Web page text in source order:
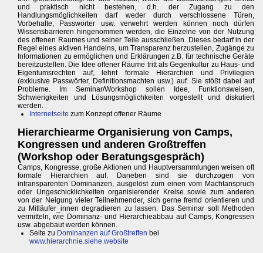
und praktisch nicht bestehen, d.h. der Zugang zu den
Handlungsmöglichkeiten darf weder durch verschlossene Türen,
Vorbehalte, Passwörter usw. verwehrt werden können noch dürfen
Wissensbarrieren hingenommen werden, die Einzelne von der Nutzung
des offenen Raumes und seiner Teile ausschließen. Dieses bedarf in der
Regel eines aktiven Handelns, um Transparenz herzustellen, Zugänge zu
Informationen zu ermöglichen und Erklärungen z.B. für technische Geräte
bereitzustellen. Die Idee offener Räume tritt als Gegenkultur zu Haus- und
Eigentumsrechten auf, lehnt formale Hierarchien und Privilegien
(exklusive Passwörter, Definitionsmachten usw.) auf. Sie stößt dabei auf
Probleme. Im Seminar/Workshop sollen Idee, Funktionsweisen,
Schwierigkeiten und Lösungsmöglichkeiten vorgestellt und diskutiert
werden.
Internetseite zum Konzept offener Räume
Hierarchiearme Organisierung von Camps,
Kongressen und anderen Großtreffen
(Workshop oder Beratungsgespräch)
Camps, Kongresse, große Aktionen und Hauptversammlungen weisen oft
formale Hierarchien auf. Daneben sind sie durchzogen von
intransparenten Dominanzen, ausgelöst zum einen vom Machtanspruch
oder Ungeschicklichkeiten organisierender Kreise sowie zum anderen
von der Neigung vieler Teilnehmender, sich gerne fremd orientieren und
zu Mitläufer_innen degradieren zu lassen. Das Seminar soll Methoden
vermitteln, wie Dominanz- und Hierarchieabbau auf Camps, Kongressen
usw. abgebaut werden können.
Seite zu Dominanzen auf Großtreffen bei
www.hierarchnie.siehe.website